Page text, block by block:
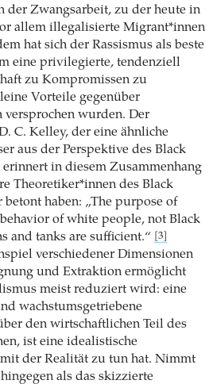
der Zwangsarbeit, zu der heute in
allem illegalisierte Migrant*innen
hat sich der Rassismus als beste
eine privilegierte, tendenziell
zu Kompromissen zu
Vorteile gegenüber
versprochen wurden. Der
C. Kelley, der eine ähnliche
aus der Perspektive des Black
in diesem Zusammenhang
Theoretiker*innen des Black
haben: „The purpose of
of white people, not Black
and tanks are sufficient.“
[3]
verschiedener Dimensionen
und Extraktion ermöglicht
meist reduziert wird: eine
wachstumsgetriebene
den wirtschaftlichen Teil des
ist eine idealistische
der Realität zu tun hat. Nimmt
als das skizzierte